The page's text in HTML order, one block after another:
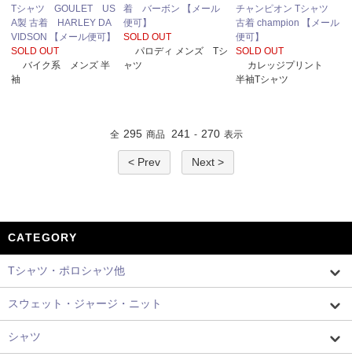
Tシャツ GOULET US
A製 古着 HARLEY DA
VIDSON 【メール便可】
SOLD OUT
バイク系 メンズ 半
袖
着 バーボン 【メール
便可】
SOLD OUT
パロディ メンズ Tシ
ャツ
チャンピオン Tシャツ
古着 champion 【メール
便可】
SOLD OUT
カレッジプリント
半袖Tシャツ
全 295 商品 241 - 270 表示
< Prev Next >
CATEGORY
Tシャツ・ポロシャツ他
スウェット・ジャージ・ニット
シャツ